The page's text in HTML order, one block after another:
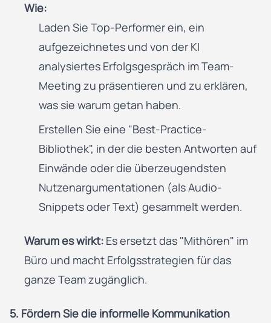
Wie:
Laden Sie Top-Performer ein, ein
aufgezeichnetes und von der KI
analysiertes Erfolgsgespräch im Team-
Meeting zu präsentieren und zu erklären,
was sie warum getan haben.
Erstellen Sie eine "Best-Practice-
Bibliothek", in der die besten Antworten auf
Einwände oder die überzeugendsten
Nutzenargumentationen (als Audio-
Snippets oder Text) gesammelt werden.
Warum es wirkt: Es ersetzt das "Mithören" im
Büro und macht Erfolgsstrategien für das
ganze Team zugänglich.
5. Fördern Sie die informelle Kommunikation